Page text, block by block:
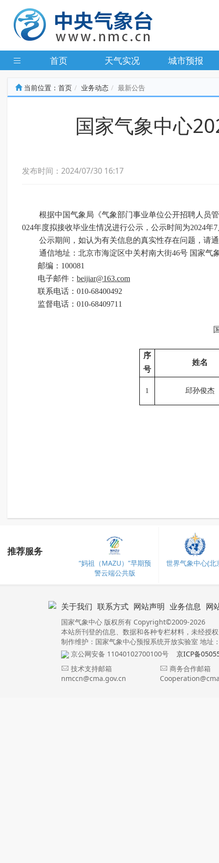
首页 天气实况 城市预报
当前位置： 首页 业务动态 最新公告
国家气象中心
发布时间：2024/07/30 16:17
根据中国气象局《气象部门事业单位公开招聘人员
024年度拟接收毕业生情况进行公示，公示时间为2024年
公示期间，如认为有关信息的真实性存在问题，请
通信地址：北京市海淀区中关村南大街46号 国家气
邮编： 100081
电子邮件： beijiar@163.com
联系电话： 010-68400492
监督电话： 010-68409711
序
号
姓名
1 邱孙俊杰
推荐服务
“妈祖（MAZU）”早期预
警云端公共版
世界气象中心(北
关于我们 联系方式 网站声明 业务信息 网
国家气象中心 版权所有 Copyright©2009-2026
本站所刊登的信息、数据和各种专栏材料，未经授
制作维护：国家气象中心预报系统开放实验室 地址
京公网安备 11040102700100号
京ICP备
技术支持邮箱
nmccn@cma.gov.cn
商务合作邮箱